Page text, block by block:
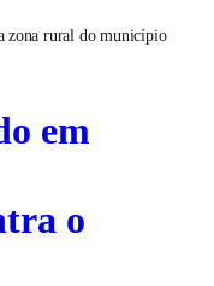
zona rural do município
em
o